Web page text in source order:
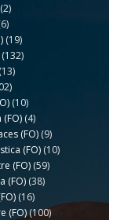
(2)
(19)
(132)
(13)
(10)
(4)
(FO) (9)
(FO) (10)
(FO) (59)
(FO) (38)
(16)
(FO)(100)